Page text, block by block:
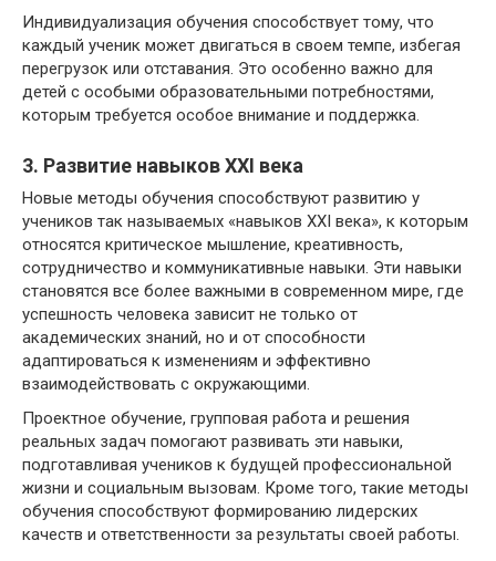
Индивидуализация обучения способствует тому, что
каждый ученик может двигаться в своем темпе, избегая
перегрузок или отставания. Это особенно важно для
детей с особыми образовательными потребностями,
которым требуется особое внимание и поддержка.
3. Развитие навыков XXI века
Новые методы обучения способствуют развитию у
учеников так называемых «навыков XXI века», к которым
относятся критическое мышление, креативность,
сотрудничество и коммуникативные навыки. Эти навыки
становятся все более важными в современном мире, где
успешность человека зависит не только от
академических знаний, но и от способности
адаптироваться к изменениям и эффективно
взаимодействовать с окружающими.
Проектное обучение, групповая работа и решения
реальных задач помогают развивать эти навыки,
подготавливая учеников к будущей профессиональной
жизни и социальным вызовам. Кроме того, такие методы
обучения способствуют формированию лидерских
качеств и ответственности за результаты своей работы.